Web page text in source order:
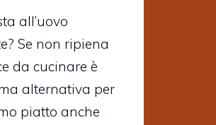
all’uovo
Se non ripiena
da cucinare è
alternativa per
piatto anche